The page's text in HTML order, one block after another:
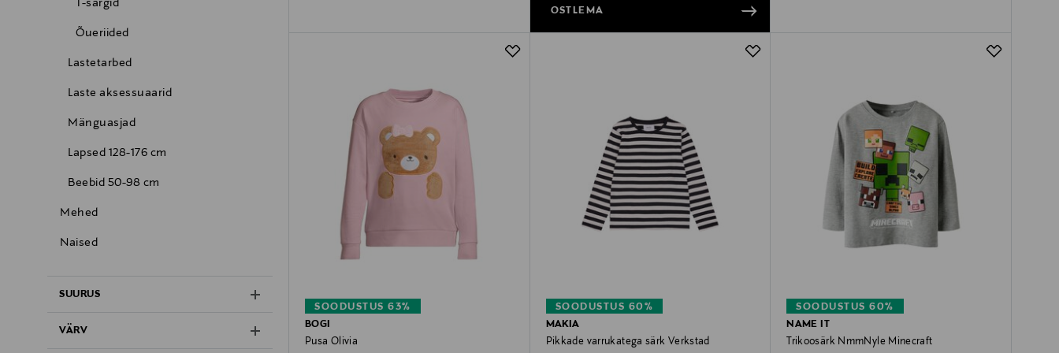
T-särgid
Õueriided
Lastetarbed
Laste aksessuaarid
Mänguasjad
Lapsed 128-176 cm
Beebid 50-98 cm
Mehed
Naised
SUURUS
VÄRV
OSTLEMA
SOODUSTUS 63%
BOGI
Pusa Olivia
SOODUSTUS 60%
MAKIA
Pikkade varrukatega särk Verkstad
SOODUSTUS 60%
NAME IT
Trikoosärk NmmNyle Minecraft